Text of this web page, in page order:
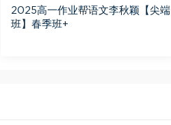
2025高一作业帮语文李秋颖【尖端
班】春季班+